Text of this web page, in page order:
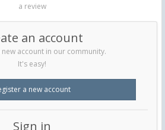
a review
an account
new account in our community.
It's easy!
a new account
Sign in